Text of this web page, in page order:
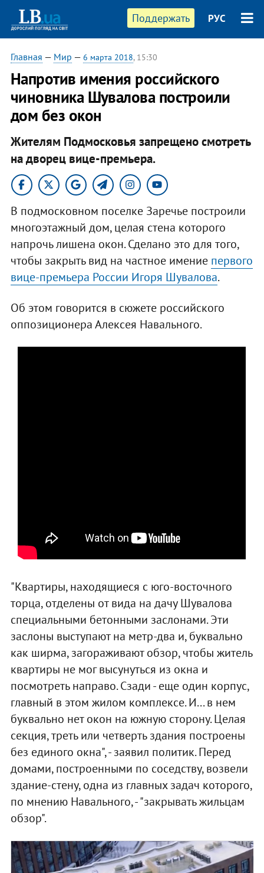
Поддержать РУС
Главная — Мир — 6 марта 2018, 15:30
Напротив имения российского
чиновника Шувалова построили
дом без окон
Жителям Подмосковья запрещено смотреть
на дворец вице-премьера.
В подмосковном поселке Заречье построили
многоэтажный дом, целая стена которого
напрочь лишена окон. Сделано это для того,
чтобы закрыть вид на частное имение первого
вице-премьера России Игоря Шувалова.
Об этом говорится в сюжете российского
оппозиционера Алексея Навального.
"Квартиры, находящиеся с юго-восточного
торца, отделены от вида на дачу Шувалова
специальными бетонными заслонами. Эти
заслоны выступают на метр-два и, буквально
как ширма, загораживают обзор, чтобы житель
квартиры не мог высунуться из окна и
посмотреть направо. Сзади - еще один корпус,
главный в этом жилом комплексе. И... в нем
буквально нет окон на южную сторону. Целая
секция, треть или четверть здания построены
без единого окна", - заявил политик. Перед
домами, построенными по соседству, возвели
здание-стену, одна из главных задач которого,
по мнению Навального, - "закрывать жильцам
обзор".